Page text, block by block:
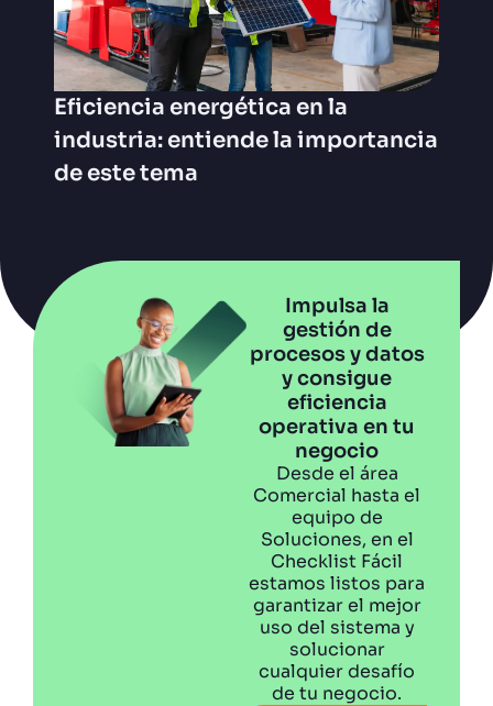
Eficiencia energética en la
industria: entiende la importancia
de este tema
Impulsa la
gestión de
procesos y datos
y consigue
eficiencia
operativa en tu
negocio
Desde el área
Comercial hasta el
equipo de
Soluciones, en el
Checklist Fácil
estamos listos para
garantizar el mejor
uso del sistema y
solucionar
cualquier desafío
de tu negocio.